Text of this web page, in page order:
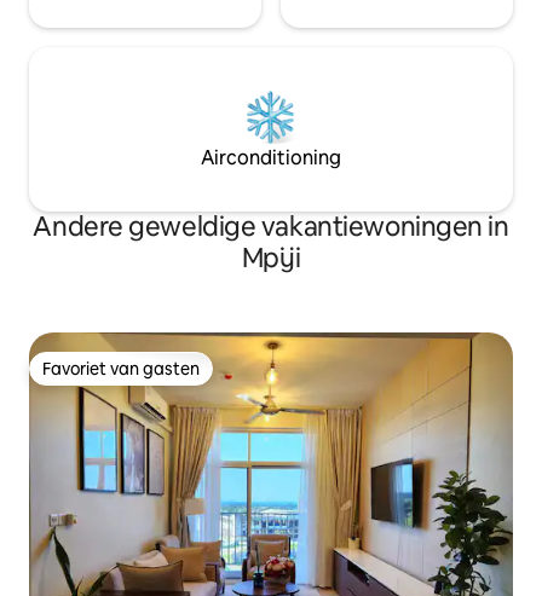
Airconditioning
Andere geweldige vakantiewoningen in
Mpiji
Favoriet van gasten
Favoriet van gasten